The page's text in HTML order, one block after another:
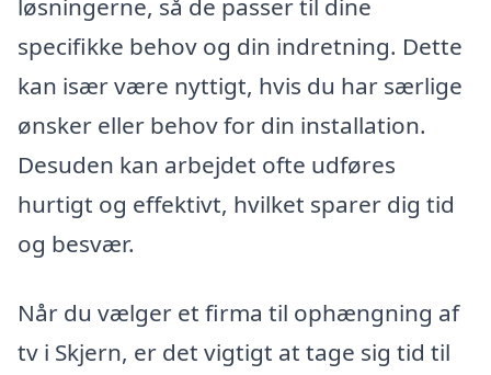
specifikke behov og din indretning. Dette
kan især være nyttigt, hvis du har særlige
ønsker eller behov for din installation.
Desuden kan arbejdet ofte udføres
hurtigt og effektivt, hvilket sparer dig tid
og besvær.
Når du vælger et firma til ophængning af
tv i Skjern, er det vigtigt at tage sig tid til